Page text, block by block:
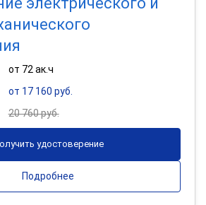
от 72 ак.ч
от 17 160 руб.
20 760 руб.
удостоверение
Подробнее